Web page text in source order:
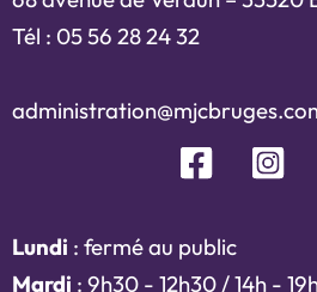
Tél : 05 56 28 24 32
Lundi : fermé au public
Mardi : 9h30 - 12h30 / 14h -